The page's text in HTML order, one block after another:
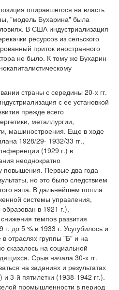
опиравшегося на власть
"модель Бухарина" была
В США индустриализация
ресурсов из сельского
приток иностранного
не было. К тому же Бухарин
страны с середины 20-х гг.
с ее установкой
прежде всего
металлургии,
машиностроения. Еще в ходе
1928/29- 1932/33 гг.,
(1929 г.) в
неоднократно
повышения. Первые два года
но это было следствием
нэпа. В дальнейшем пошла
системы управления,
в 1921 г.),
темпов развития
до 5 % в 1933 г. Усугубилось и
отраслях группы "Б" и на
сказалось на социальной
Срыв начала 30-х гг.
на заданиях и результатах
и 3-й пятилетки (1938-1942 гг.).
промышленности в период